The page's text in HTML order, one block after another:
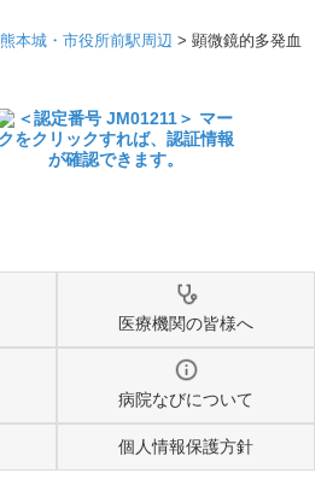
熊本城・市役所前駅周辺 > 顕微鏡的多発血
医療機関の皆様へ
病院なびについて
個人情報保護方針